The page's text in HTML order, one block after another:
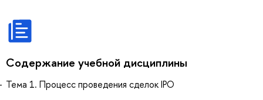
Содержание учебной дисциплины
Тема 1. Процесс проведения сделок IPO